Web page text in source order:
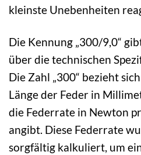
kleinste Unebenheiten
Die Kennung „300/9,0“
über die technischen
Die Zahl „300“ bezieht
Länge der Feder in
die Federrate in Newton
angibt. Diese Federrate
sorgfältig kalkuliert, um